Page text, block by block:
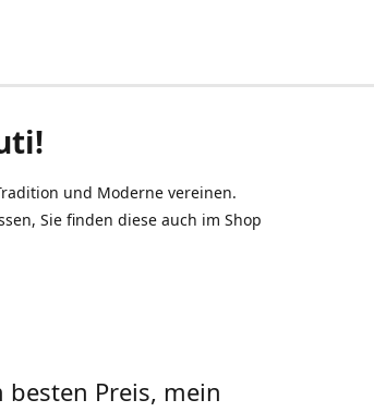
und Moderne vereinen.
Sie finden diese auch im Shop
Preis, mein